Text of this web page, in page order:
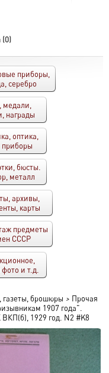
(0)
приборы,
серебро
медали,
награды
оптика,
приборы
бюсты.
металл
архивы,
карты
предметы
СССР
и т.д.
газеты, брошюры > Прочая
1907 года".
1929 год. N2 #K8